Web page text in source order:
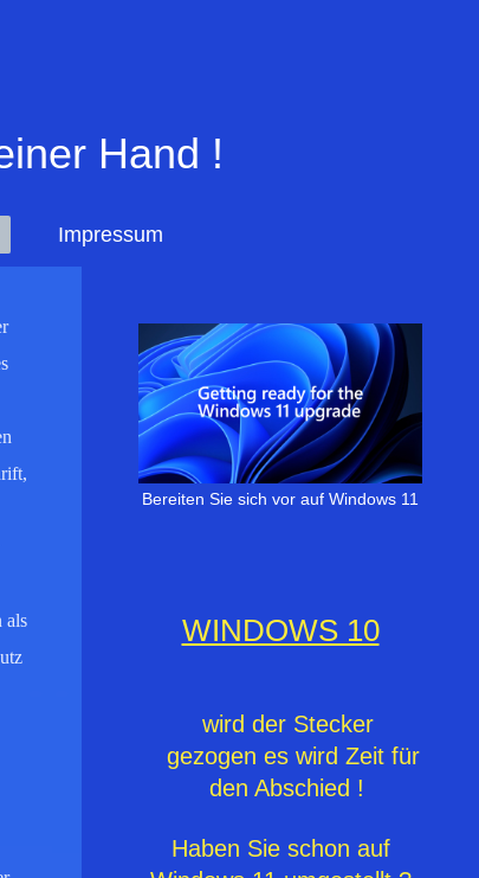
Hand !
Impressum
als
Bereiten Sie sich vor auf Windows 11
WINDOWS 10
wird der Stecker
gezogen es wird Zeit für
den Abschied !
Haben Sie schon auf